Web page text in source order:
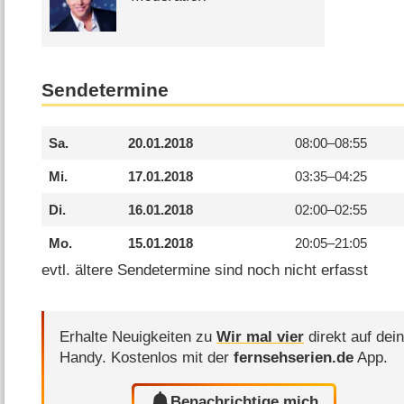
Sendetermine
Sa. 20.01.2018 08:00–08:55
Mi. 17.01.2018 03:35–04:25
Di. 16.01.2018 02:00–02:55
Mo. 15.01.2018 20:05–21:05
evtl. ältere Sendetermine sind noch nicht erfasst
Erhalte Neuigkeiten zuWir mal vier direkt auf dein
Handy. Kostenlos mit derfernsehserien.de App.